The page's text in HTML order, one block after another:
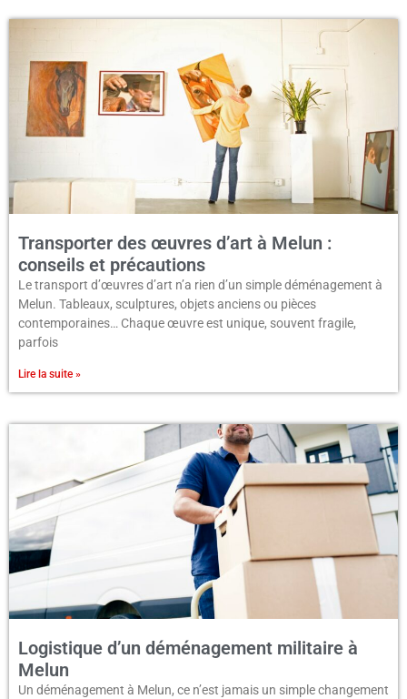
Transporter des œuvres d’art à Melun :
conseils et précautions
Le transport d’œuvres d’art n’a rien d’un simple déménagement à
Melun. Tableaux, sculptures, objets anciens ou pièces
contemporaines… Chaque œuvre est unique, souvent fragile,
parfois
Lire la suite »
Logistique d’un déménagement militaire à
Melun
Un déménagement à Melun, ce n’est jamais un simple changement